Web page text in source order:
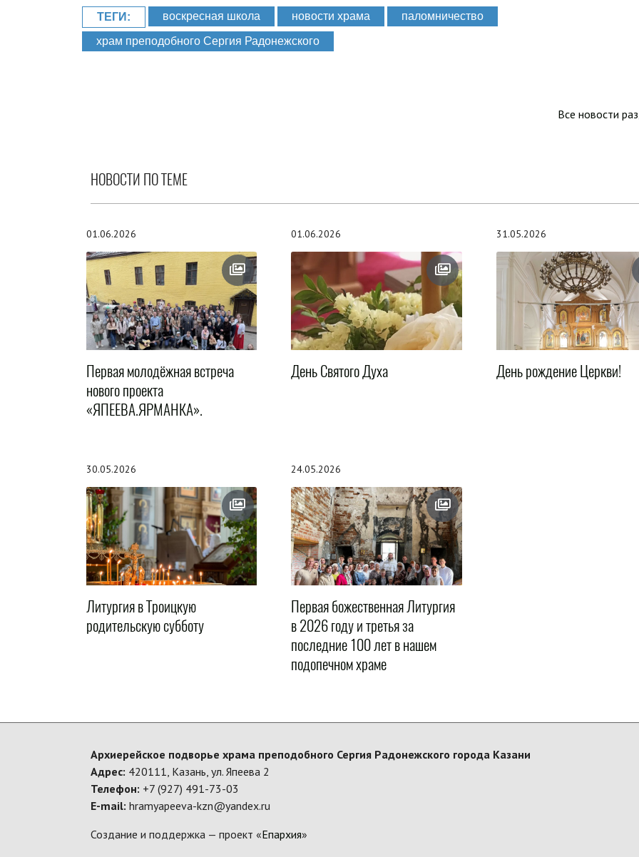
ТЕГИ: воскресная школа новости храма паломничество
храм преподобного Сергия Радонежского
Все новости
НОВОСТИ ПО ТЕМЕ
01.06.2026
Первая молодёжная встреча
нового проекта
«ЯПЕЕВА.ЯРМАНКА».
01.06.2026
День Святого Духа
31.05.2026
День рождение Церкви!
30.05.2026
Литургия в Троицкую
родительскую субботу
24.05.2026
Первая божественная Литургия
в 2026 году и третья за
последние 100 лет в нашем
подопечном храме
Архиерейское подворье храма преподобного Сергия Радонежского города Казани
Адрес: 420111, Казань, ул. Япеева 2
Телефон: +7 (927) 491-73-03
E-mail: hramyapeeva-kzn@yandex.ru
Создание и поддержка — проект «Епархия»